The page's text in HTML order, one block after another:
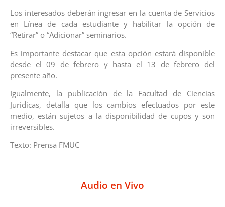
Los interesados deberán ingresar en la cuenta de Servicios
en Línea de cada estudiante y habilitar la opción de
“Retirar” o “Adicionar” seminarios.
Es importante destacar que esta opción estará disponible
desde el 09 de febrero y hasta el 13 de febrero del
presente año.
Igualmente, la publicación de la Facultad de Ciencias
Jurídicas, detalla que los cambios efectuados por este
medio, están sujetos a la disponibilidad de cupos y son
irreversibles.
Texto: Prensa FMUC
Audio en Vivo